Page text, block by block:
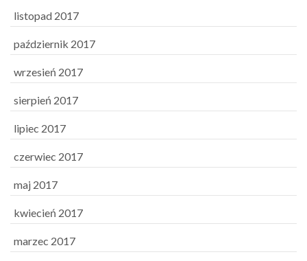
listopad 2017
październik 2017
wrzesień 2017
sierpień 2017
lipiec 2017
czerwiec 2017
maj 2017
kwiecień 2017
marzec 2017